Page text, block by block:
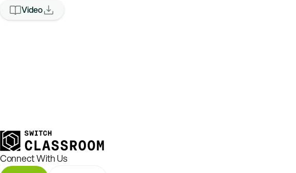
Video
Connect With Us